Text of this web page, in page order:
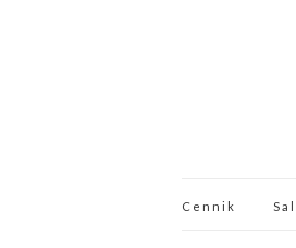
Cennik